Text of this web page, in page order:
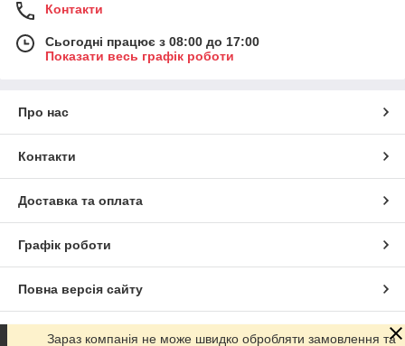
Контакти
Сьогодні працює з 08:00 до 17:00
Показати весь графік роботи
Про нас
Контакти
Доставка та оплата
Графік роботи
Повна версія сайту
Сайт створено на маркетплейсі Prom.ua
Зараз компанія не може швидко обробляти замовлення та